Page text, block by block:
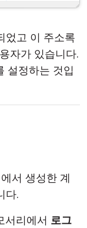
었고 이 주소록
자가 있습니다.
설정하는 것입
서 생성한 계
다.
서리에서 로그